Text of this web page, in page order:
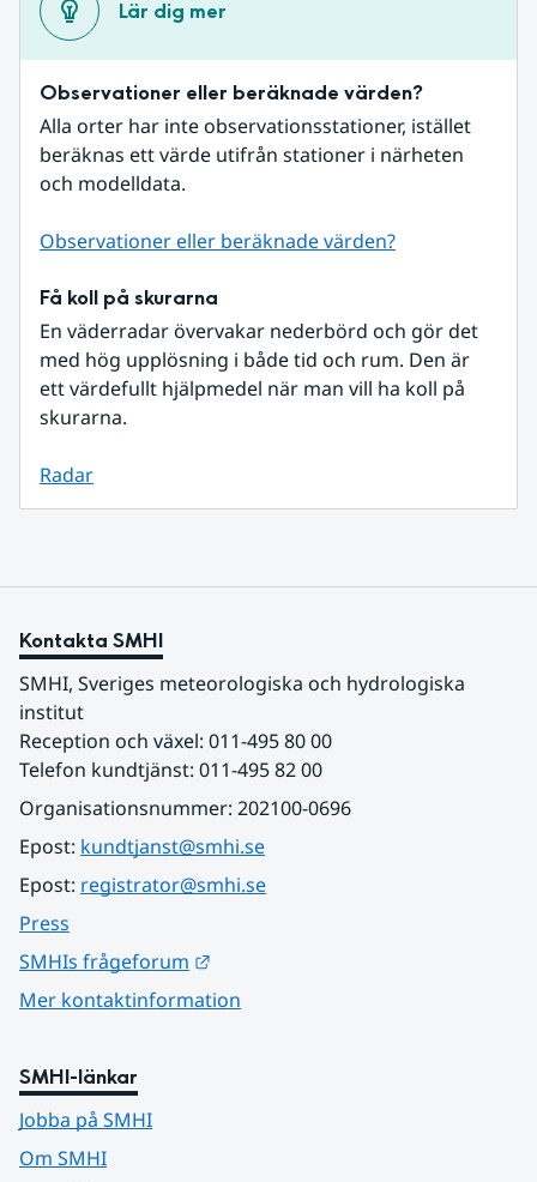
Lär dig mer
Observationer eller beräknade värden?
Alla orter har inte observationsstationer, istället
beräknas ett värde utifrån stationer i närheten
och modelldata.
Observationer eller beräknade värden?
Få koll på skurarna
En väderradar övervakar nederbörd och gör det
med hög upplösning i både tid och rum. Den är
ett värdefullt hjälpmedel när man vill ha koll på
skurarna.
Radar
Kontakta SMHI
SMHI, Sveriges meteorologiska och hydrologiska
institut
Reception och växel: 011-495 80 00
Telefon kundtjänst: 011-495 82 00
Organisationsnummer: 202100-0696
Epost: kundtjanst@smhi.se
Epost: registrator@smhi.se
Press
SMHIs frågeforum
Mer kontaktinformation
SMHI-länkar
Jobba på SMHI
Om SMHI